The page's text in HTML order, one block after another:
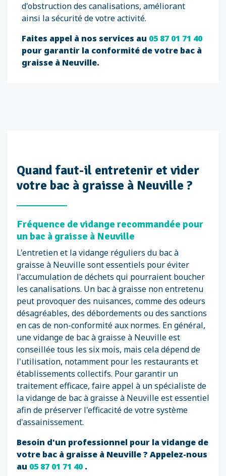
d'obstruction des canalisations, améliorant
ainsi la sécurité de votre activité.
Faites appel à nos services au 05 87 01 71 40
pour garantir la conformité de votre bac à
graisse à Neuville.
Quand faut-il entretenir et vider
votre bac à graisse à Neuville ?
Fréquence de vidange recommandée pour
un bac à graisse à Neuville
L'entretien et la vidange réguliers du bac à
graisse à Neuville sont essentiels pour éviter
l'accumulation de déchets qui pourraient boucher
les canalisations. Un bac à graisse non entretenu
peut provoquer des nuisances, comme des odeurs
désagréables, des débordements ou des sanctions
en cas de non-conformité aux normes. En général,
une vidange de bac à graisse à Neuville est
conseillée tous les six mois, mais cela dépend de
l'utilisation, notamment pour les restaurants et
établissements collectifs. Pour garantir un
traitement efficace, faire appel à un spécialiste de
la vidange de bac à graisse à Neuville est essentiel
afin de préserver l'efficacité de votre système
d'assainissement.
Besoin d'un professionnel pour la vidange de
votre bac à graisse à Neuville ? Appelez-nous
au 05 87 01 71 40.